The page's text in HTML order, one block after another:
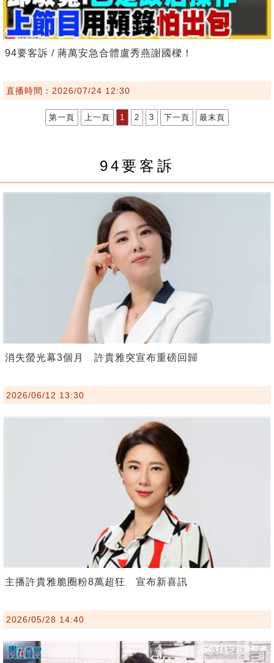
94要客訴 / 蔣萬安急合體盧秀燕謝國樑！
直播時間：2026/07/24 12:30
第一頁 上一頁 1 2 3 下一頁 最末頁
94要客訴
消失螢光幕3個月 許貴雅突宣布重磅回歸
2026/06/12 13:30
主播許貴雅脆圈粉8萬超狂 宣布新喜訊
2026/05/28 14:40